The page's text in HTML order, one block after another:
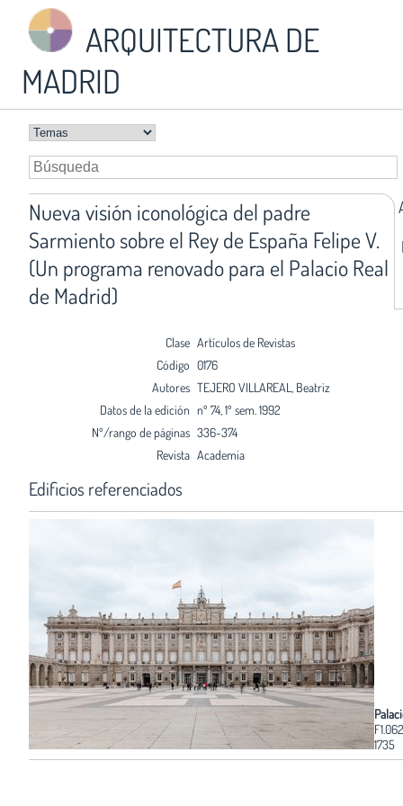
ARQUITECTURA DE
MADRID
Nueva visión iconológica del padre
Sarmiento sobre el Rey de España Felipe V.
(Un programa renovado para el Palacio Real
de Madrid)
Clase Artículos de Revistas
Código 0176
Autores TEJERO VILLAREAL, Beatriz
Datos de la edición nº 74, 1º sem. 1992
Nº/rango de páginas 336-374
Revista Academia
Edificios referenciados
F1.062
1735